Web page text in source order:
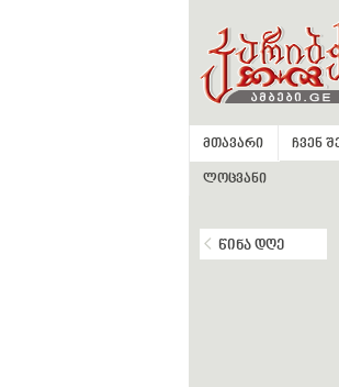
მთავარი ჩვენ
ლოცვანი
წინა დღე